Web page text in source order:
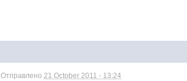
Отправлено21 October 2011 - 13:24